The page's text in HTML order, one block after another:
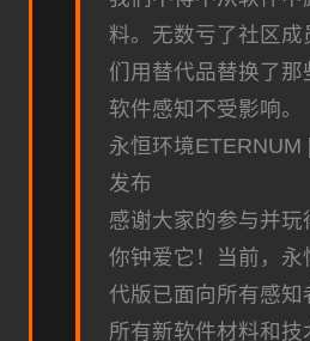
料。无数亏了社区成
们用替代品替换了那
软件感知不受影响。
永恒环境ETERNUM
发布
感谢大家的参与并玩
你钟爱它！当前，永
代版已面向所有感知
所有新软件材料和技